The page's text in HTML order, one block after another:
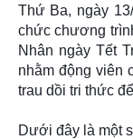
Thứ Ba, ngày
chức chương
Nhân ngày Tết
nhằm động viên
trau dồi tri thức
Dưới đây là một